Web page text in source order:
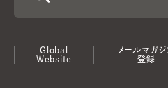
Global
Website
メールマガジ
登録